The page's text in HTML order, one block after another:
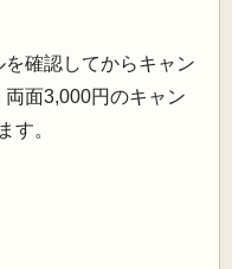
確認してからキャン
面3,000円のキャン
す。